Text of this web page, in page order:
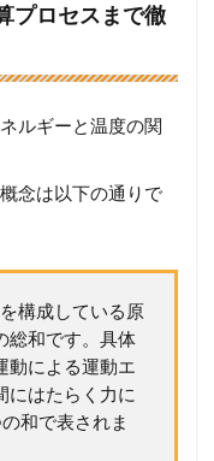
プロセスまで徹
ルギーと温度の関
念は以下の通りで
構成している原
総和です。具体
動による運動エ
にはたらく力に
和で表されま